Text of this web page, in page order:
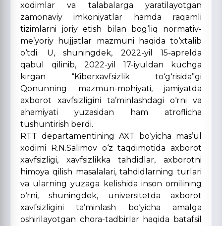
xodimlar va talabalarga yaratilayotgan
zamonaviy imkoniyatlar hamda raqamli
tizimlarni joriy etish bilan bog‘liq normativ-
me’yoriy hujjatlar mazmuni haqida to‘xtalib
o‘tdi. U, shuningdek, 2022-yil 15-aprelda
qabul qilinib, 2022-yil 17-iyuldan kuchga
kirgan “Kiberxavfsizlik to‘g‘risida”gi
Qonunning mazmun-mohiyati, jamiyatda
axborot xavfsizligini ta’minlashdagi o‘rni va
ahamiyati yuzasidan ham atroflicha
tushuntirish berdi.
RTT departamentining AXT bo‘yicha mas’ul
xodimi R.N.Salimov o‘z taqdimotida axborot
xavfsizligi, xavfsizlikka tahdidlar, axborotni
himoya qilish masalalari, tahdidlarning turlari
va ularning yuzaga kelishida inson omilining
o‘rni, shuningdek, universitetda axborot
xavfsizligini ta’minlash bo‘yicha amalga
oshirilayotgan chora-tadbirlar haqida batafsil